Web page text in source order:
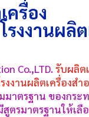
ครื่อง
โรงงานผลิ
Co.,LTD.รับผลิต
งงานผลิตเครื่องสำ
าตรฐาน ของกระท
ตรมาตรฐานให้เลื